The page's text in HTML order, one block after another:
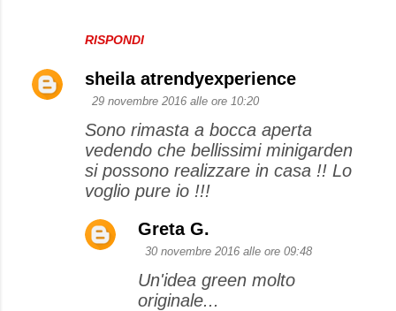
RISPONDI
sheila atrendyexperience
29 novembre 2016 alle ore 10:20
Sono rimasta a bocca aperta
vedendo che bellissimi minigarden
si possono realizzare in casa !! Lo
voglio pure io !!!
Greta G.
30 novembre 2016 alle ore 09:48
Un'idea green molto
originale...